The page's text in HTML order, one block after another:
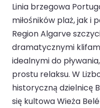
Linia brzegowa
miłośników plaż, jak i
Region Algarve
dramatycznymi
idealnymi do
prostu relaksu. W
historyczną dzielnicę
się kultowa Wieża